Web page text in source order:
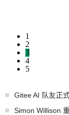
1
2
3
4
5
Gitee AI 队友正
Simon Willison